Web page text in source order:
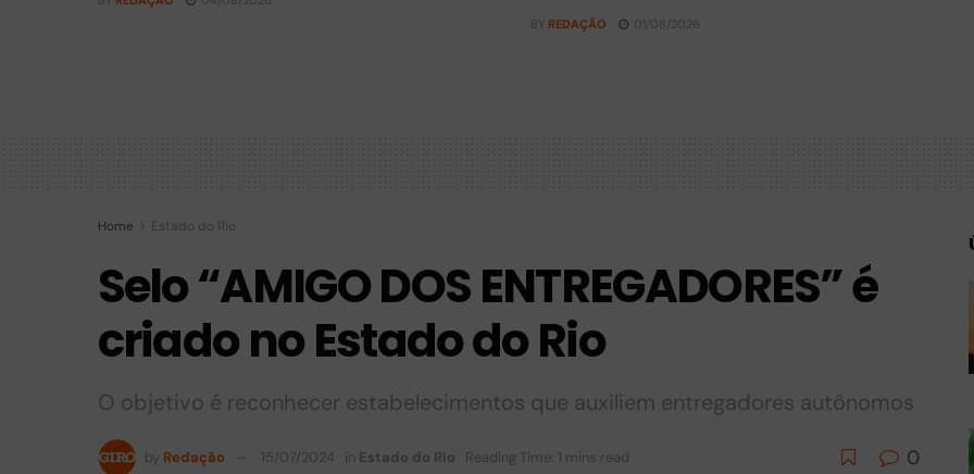
BY REDAÇÃO 01/08/2026
Home Estado do Rio
Selo “AMIGO DOS ENTREGADORES” é
criado no Estado do Rio
O objetivo é reconhecer estabelecimentos que auxiliem entregadores autônomos
by Redação 15/07/2024 in Estado do Rio Reading Time: 1 mins read 0